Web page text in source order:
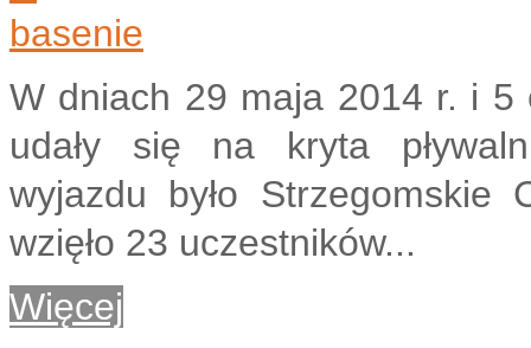
W dniach 29 maja 2014 r. i 5
udały się na kryta
wyjazdu było Strzegomskie
wzięło 23 uczestników...
Więcej